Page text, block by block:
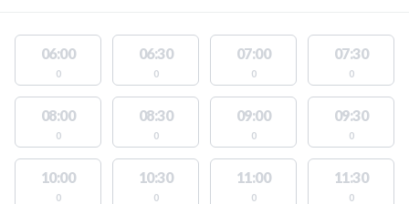
06:00
0
06:30
0
07:00
0
07:30
0
08:00
0
08:30
0
09:00
0
09:30
0
10:00
0
10:30
0
11:00
0
11:30
0